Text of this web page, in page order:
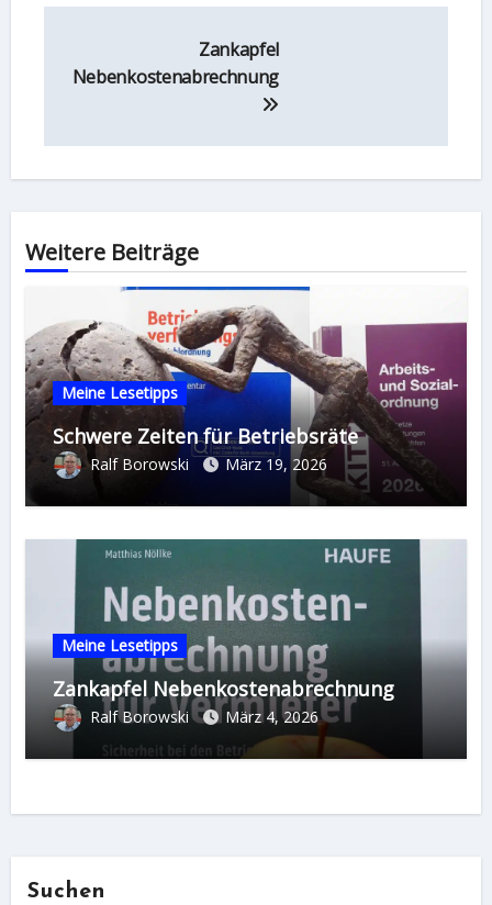
Zankapfel
Nebenkostenabrechnung
Weitere Beiträge
Meine Lesetipps
Schwere Zeiten für Betriebsräte
Ralf Borowski März 19, 2026
Meine Lesetipps
Zankapfel Nebenkostenabrechnung
Ralf Borowski März 4, 2026
Suchen